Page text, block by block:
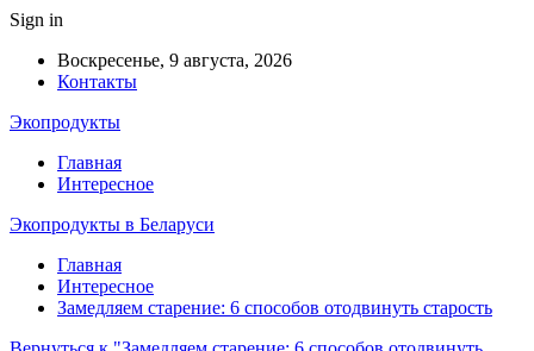
Sign in
Воскресенье, 9 августа, 2026
Контакты
Экопродукты
Главная
Интересное
Экопродукты в Беларуси
Главная
Интересное
Замедляем старение: 6 способов отодвинуть старость